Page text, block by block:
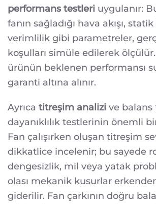
performans testleri uygulanır:
fanın sağladığı hava akışı,
verimlilik gibi parametreler,
koşulları simüle edilerek
ürünün beklenen performansı
garanti altına alınır.
Ayrıca titreşim analizi ve balans
dayanıklılık testlerinin önemli
Fan çalışırken oluşan titreşim
dikkatlice incelenir; bu sayede
dengesizlik, mil veya yatak
olası mekanik kusurlar
giderilir. Fan çarkının doğru